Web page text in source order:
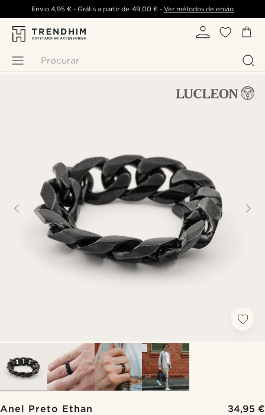
Procurar
Envio 4,95 €- Grátis a partir de 49,00 €- Ver métodos de envio
Anel Preto Ethan 34,95 €